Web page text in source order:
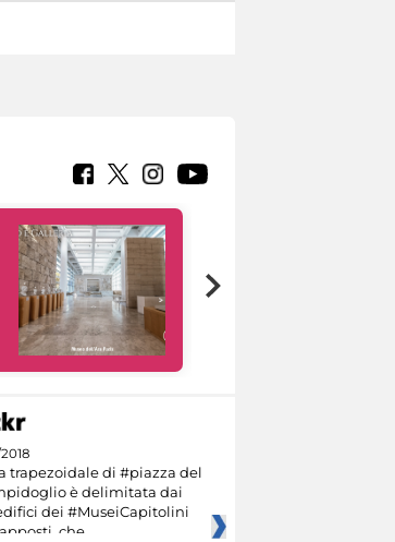
trapezoidale di #piazza del
è delimitata dai
dei #MuseiCapitolini
che